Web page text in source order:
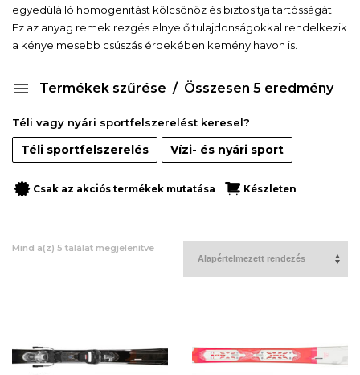
egyedülálló homogenitást kölcsönöz és biztosítja tartósságát.
Ez az anyag remek rezgés elnyelő tulajdonságokkal rendelkezik
a kényelmesebb csúszás érdekében kemény havon is.
Termékek szűrése Összesen 5 eredmény
Téli vagy nyári sportfelszerelést keresel?
Téli sportfelszerelés Vízi- és nyári sport
Csak az akciós termékek mutatása Készleten
Mind a(z) 5 találat megjelenítve